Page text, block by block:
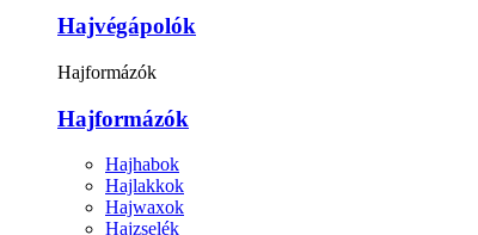
Hajvégápolók
Hajformázók
Hajformázók
Hajhabok
Hajlakkok
Hajwaxok
Hajzselék